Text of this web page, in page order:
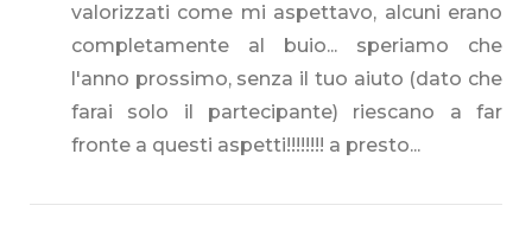
valorizzati come mi aspettavo, alcuni erano
completamente al buio... speriamo che
l'anno prossimo, senza il tuo aiuto (dato che
farai solo il partecipante) riescano a far
fronte a questi aspetti!!!!!!!! a presto...